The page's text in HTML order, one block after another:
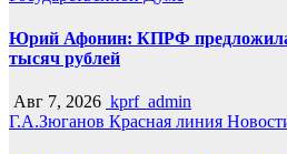
Юрий Афонин: КПРФ
тысяч рублей
Авг 7, 2026 kprf_admin
Г.А.Зюганов Красная линия